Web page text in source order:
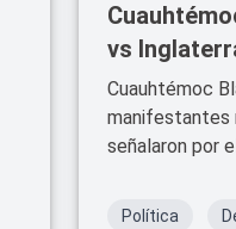
vs
Cuauhtémoc
manifestantes
señalaron por
Política